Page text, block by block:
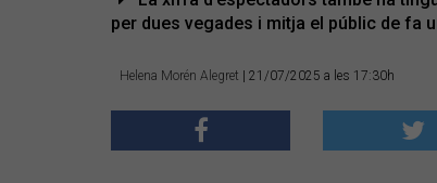
per dues vegades i mitja el públic de fa
Helena Morén Alegret | 21/07/2025 a les 17:30h